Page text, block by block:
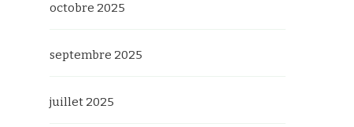
octobre 2025
septembre 2025
juillet 2025